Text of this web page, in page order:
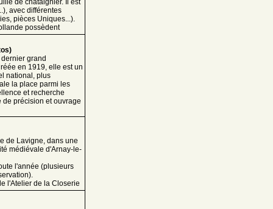
de châtaignier. Il est
avec différentes
pièces Uniques...).
possèdent
grand
en 1919, elle est un
national, plus
la place parmi les
et recherche
de précision et ouvrage
de Lavigne, dans une
médiévale d'Arnay-le-
l'année (plusieurs
l'Atelier de la Closerie